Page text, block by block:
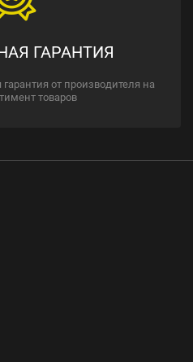
ГАРАНТИЯ
от производителя на
товаров